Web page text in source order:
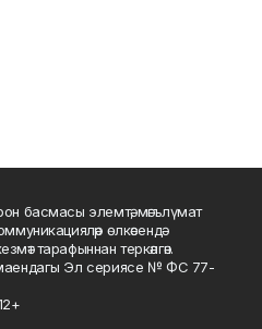
басмасы элемтә, мәгълүмат
өлкәсендә
тарафыннан теркәлгән.
маендагы Эл сериясе № ФС 77-